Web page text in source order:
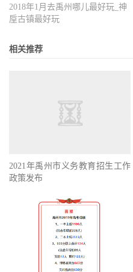
2018年1月去禹州哪儿最好玩_神
垕古镇最好玩
相关推荐
2021年禹州市义务教育招生工作
政策发布